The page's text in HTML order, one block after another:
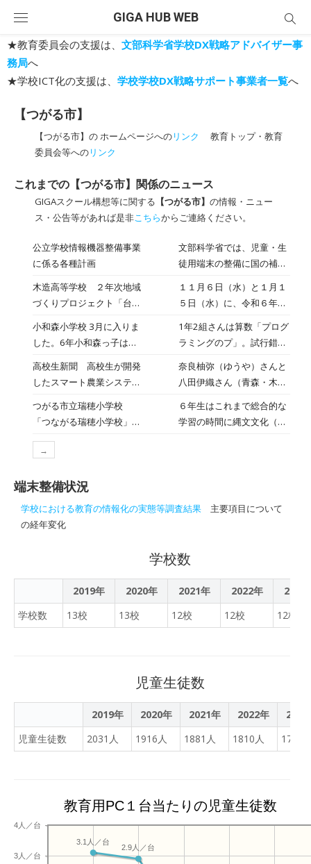
content
GIGA HUB WEB
★教育委員会の支援は、 文部科学省学校DX戦略アドバイザー事
務局へ
★学校ICT化の支援は、 学校学校DX戦略サポート事業者一覧へ
【つがる市】
【つがる市】の ホームページへのリンク
教育トップ・教育
委員会等へのリンク
これまでの【つがる市】関係のニュース
GIGAスクール構想等に関する 【つがる市】 の情報・ニュー
ス・公告等があれば是非こちらからご連絡ください。
公立学校情報機器整備事業
に係る各種計画
文部科学省では、児童・生
徒用端末の整備に国の補助
「GIGAスクール構想加速化
基金管理運営要領」により
各種計画を策定し、公表す
ることを定めています。こ
の要領に基づき、つがる市
の各種計画を公表します。
木造高等学校 ２年次地域
づくりプロジェクト「台湾
をしました！」
１１月６日（水）と１月１
５日（水）に、令和６年度
ャレンジするグローバル人
財育成事業「青森と台湾の
高校生による協働学習推進
プログラム」 オンライン交
流事業を実施しました。１
回目はつがる市の観光資源
について、２回目は地域活
プレゼンテーションしまし
何とか英語で交流しようと
た。あるグループでは、台
湾の高校生が今年の夏に青
森に行くかもしれないとい
も楽しそうに交流していま
した。生徒にとって貴重な
体験となった交流会でし
た。
小和森小学校 3月に入りま
した。6年小和森っ子は卒
た。
1年2組さんは算数「プログ
ラミングのプ」。試行錯誤
てブロックをつなげていき
ます
高校生新聞 高校生が開発
したスマート農業システ
んごの大きさを判別
奈良柚弥（ゆうや）さんと
八田伊織さん（青森・木造
家の負担を軽減したい」
と、 AIを使って大きさを選
のような工夫を重ねたの
つがる市立瑞穂小学校
「つながる瑞穂小学校」
より～
６年生はこれまで総合的な
学習の時間に縄文文化（郷
流学習も行う予定でした
が、能登半島を襲った地震
分たちにも何かできること
はないかと考えた６年生
は、励ましのメッセージを
送ることにしました。ビデ
オメッセージやメッセージ
にこれまでの学習で子供た
ちが身に付けてきた力が存
分に生かされた素晴らしい
取組となりました。１月３
０日の授業では、テレビ局
んなを元気づけたいという
ました。子供たちの思いや
→
端末整備状況
学校における教育の情報化の実態等調査結果 主要項目について
の経年変化
学校数
2019年 2020年 2021年 2022年
2023
学校数
13校 13校 12校 12校 12校
児童生徒数
2019年 2020年 2021年 2022年
2023
児童生徒数
2031人 1916人 1881人 1810人 1751
教育用PC１台当たりの児童生徒数
3人／台
4人／台
2.9人／台
3.1人／台